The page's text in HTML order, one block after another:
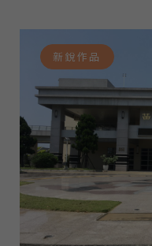
的工具之一。因
於議員質詢的文
證研究，簡要介
究和發展。 議員質詢的相關研究 過去學
者對於議員質詢的
提問方面（
大致分為三類。第
質詢的問題數量，
哪些特性的議員會
實證研究顯示反
新銳作品